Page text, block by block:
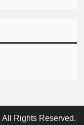
All Rights Reserved.